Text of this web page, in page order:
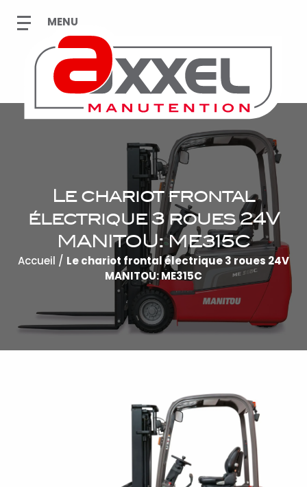
Le chariot frontal
électrique 3 roues 24V
MANITOU: ME315C
Accueil / Le chariot frontal électrique 3 roues 24V
MANITOU: ME315C